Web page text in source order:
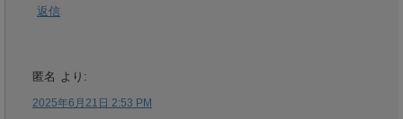
返信
匿名 より:
2025年6月21日 2:53 PM